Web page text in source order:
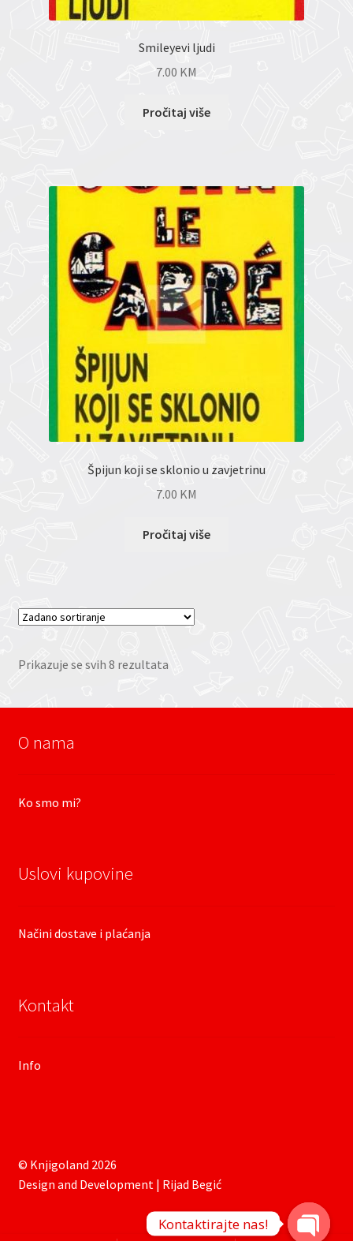
Smileyevi ljudi
7.00 KM
Pročitaj više
Špijun koji se sklonio u zavjetrinu
7.00 KM
Pročitaj više
Prikazuje se svih 8 rezultata
O nama
Ko smo mi?
Uslovi kupovine
Načini dostave i plaćanja
Kontakt
Info
© Knjigoland 2026
Design and Development | Rijad Begić
Kontaktirajte nas!